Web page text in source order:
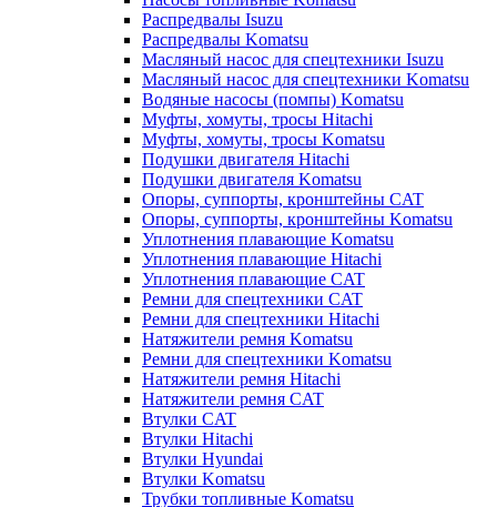
Распредвалы Isuzu
Распредвалы Komatsu
Масляный насос для спецтехники Isuzu
Масляный насос для спецтехники Komatsu
Водяные насосы (помпы) Komatsu
Муфты, хомуты, тросы Hitachi
Муфты, хомуты, тросы Komatsu
Подушки двигателя Hitachi
Подушки двигателя Komatsu
Опоры, суппорты, кронштейны CAT
Опоры, суппорты, кронштейны Komatsu
Уплотнения плавающие Komatsu
Уплотнения плавающие Hitachi
Уплотнения плавающие CAT
Ремни для спецтехники CAT
Ремни для спецтехники Hitachi
Натяжители ремня Komatsu
Ремни для спецтехники Komatsu
Натяжители ремня Hitachi
Натяжители ремня CAT
Втулки CAT
Втулки Hitachi
Втулки Hyundai
Втулки Komatsu
Трубки топливные Komatsu